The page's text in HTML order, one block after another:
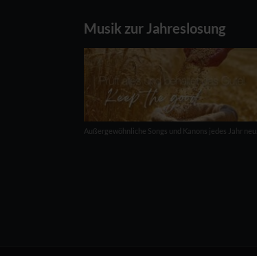
Musik zur Jahreslosung
Außergewöhnliche Songs und Kanons jedes Jahr neu...